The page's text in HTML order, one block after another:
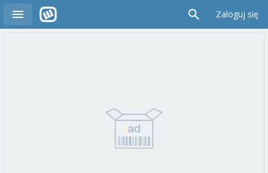
Zaloguj się